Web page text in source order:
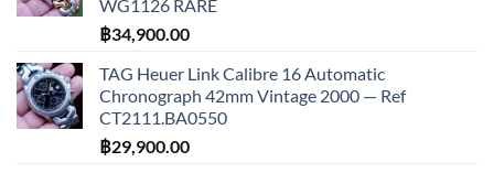
WG1126 RARE
฿34,900.00
TAG Heuer Link Calibre 16 Automatic
Chronograph 42mm Vintage 2000 — Ref
CT2111.BA0550
฿29,900.00